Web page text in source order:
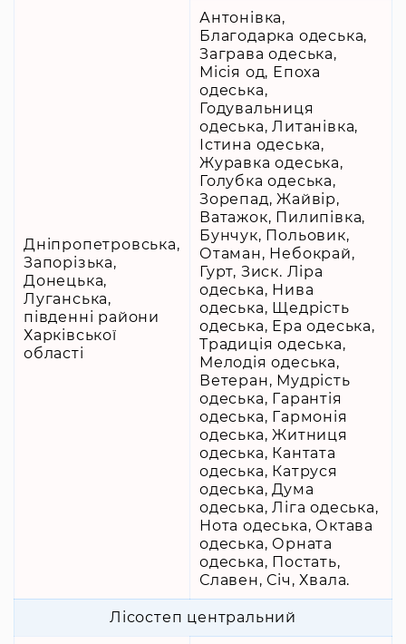
Дніпропетровська,
Запорізька,
Донецька,
Луганська,
південні райони
Харківської
області
Антонівка,
Благодарка одеська,
Заграва одеська,
Місія од, Епоха
одеська,
Годувальниця
одеська, Литанівка,
Істина одеська,
Журавка одеська,
Голубка одеська,
Зорепад, Жайвір,
Ватажок, Пилипівка,
Бунчук, Польовик,
Отаман, Небокрай,
Гурт, Зиск. Ліра
одеська, Нива
одеська, Щедрість
одеська, Ера одеська,
Традиція одеська,
Мелодія одеська,
Ветеран, Мудрість
одеська, Гарантія
одеська, Гармонія
одеська, Житниця
одеська, Кантата
одеська, Катруся
одеська, Дума
одеська, Ліга одеська,
Нота одеська, Октава
одеська, Орната
одеська, Постать,
Славен, Січ, Хвала.
Лісостеп центральний